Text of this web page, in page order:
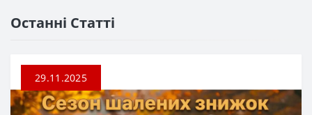
Останні Статті
29.11.2025